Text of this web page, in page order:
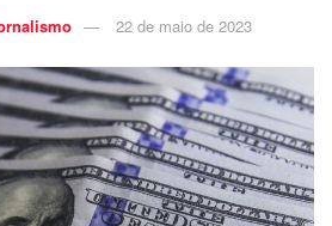
22 de maio de 2023